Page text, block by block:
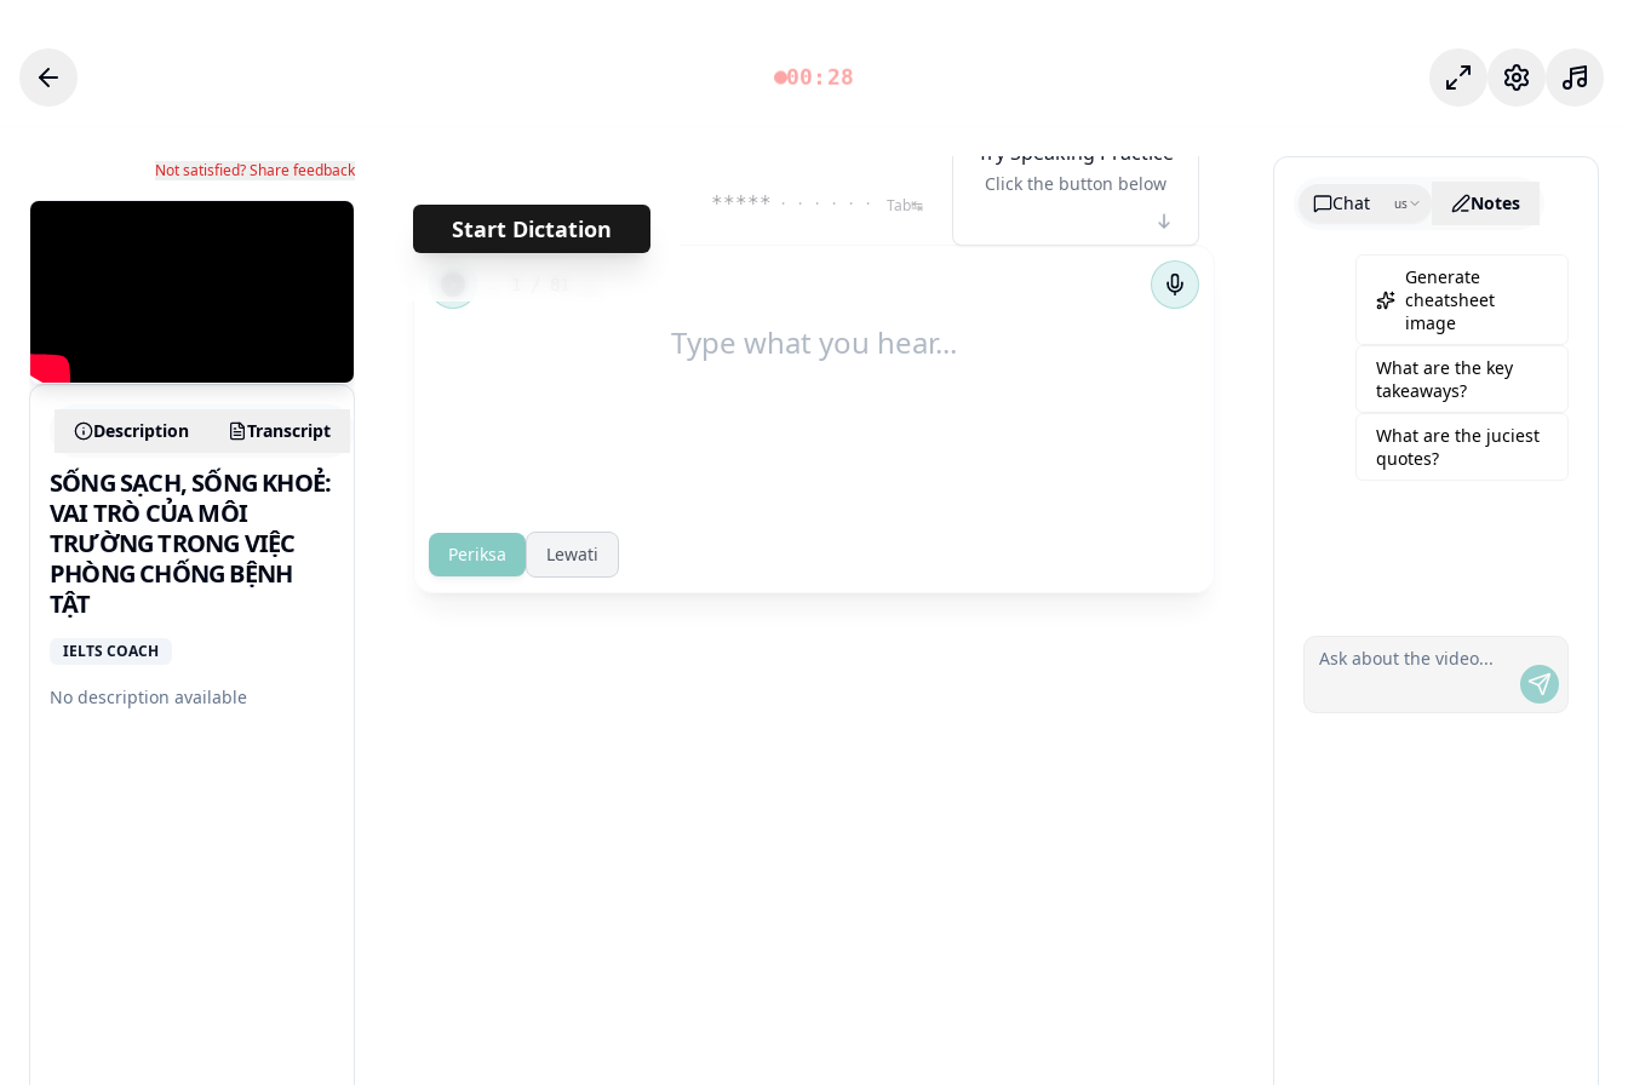
00:29 Mode fokusPengaturan
Not satisfied? Share feedback
Description Transcript
SỐNG SẠCH, SỐNG KHOẺ:
VAI TRÒ CỦA MÔI
TRƯỜNG TRONG VIỆC
PHÒNG CHỐNG BỆNH
TẬT
IELTS COACH
No description available
Start Dictation
***** · · · · · · Tab↹
Try Speaking Practice
Click the button below
Periksa Lewati
Chat us Notes
Generate
cheatsheet
image
What are the key
takeaways?
What are the juciest
quotes?